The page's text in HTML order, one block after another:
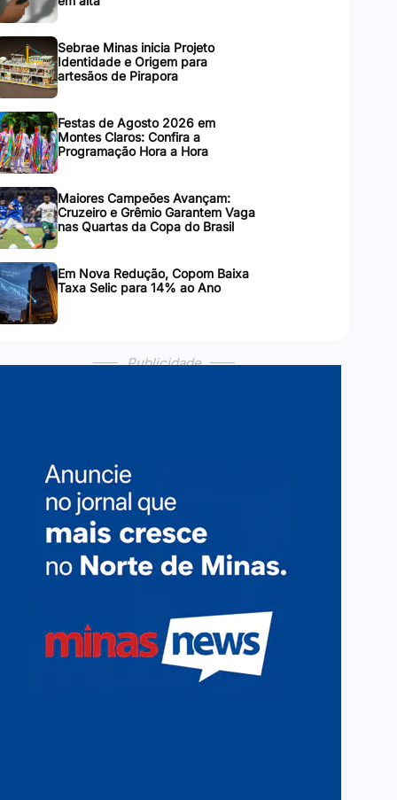
Sebrae Minas inicia Projeto
Identidade e Origem para
artesãos de Pirapora
Festas de Agosto 2026 em
Montes Claros: Confira a
Programação Hora a Hora
Maiores Campeões Avançam:
Cruzeiro e Grêmio Garantem Vaga
nas Quartas da Copa do Brasil
Em Nova Redução, Copom Baixa
Taxa Selic para 14% ao Ano
Publicidade
Publicidade
Publicidade
Publicidade